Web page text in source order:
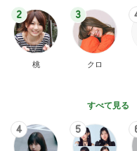
2
桃
3
クロ
すべて見る
4 5